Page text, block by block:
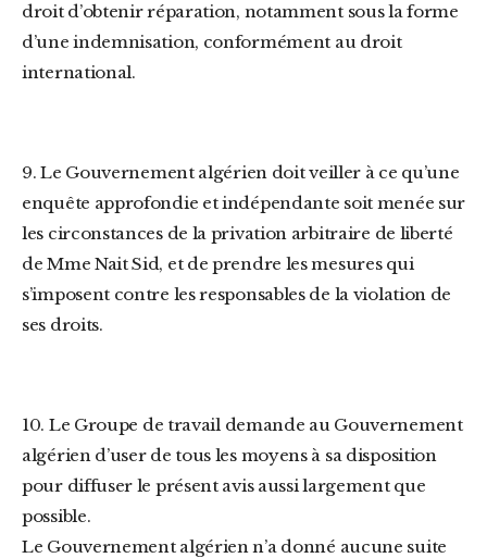
droit d’obtenir réparation, notamment sous la forme
d’une indemnisation, conformément au droit
international.
9. Le Gouvernement algérien doit veiller à ce qu’une
enquête approfondie et indépendante soit menée sur
les circonstances de la privation arbitraire de liberté
de Mme Nait Sid, et de prendre les mesures qui
s’imposent contre les responsables de la violation de
ses droits.
10. Le Groupe de travail demande au Gouvernement
algérien d’user de tous les moyens à sa disposition
pour diffuser le présent avis aussi largement que
possible.
Le Gouvernement algérien n’a donné aucune suite